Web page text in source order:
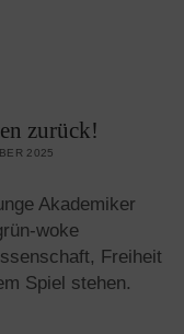
zurück!
2025
Akademiker
woke
Freiheit
Spiel stehen.